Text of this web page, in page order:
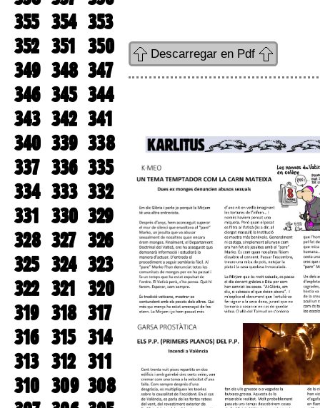
355 354 353
352 351 350
349 348 347
346 345 344
343 342 341
340 339 338
337 336 335
334 333 332
331 330 329
328 327 326
325 324 323
322 321 320
319 318 317
316 315 314
313 312 311
310 309 308
Descarregar en Pdf